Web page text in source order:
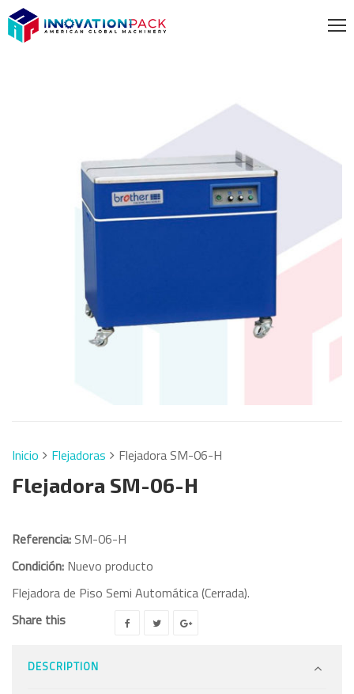
Inicio Flejadoras Flejadora SM-06-H
Flejadora SM-06-H
Referencia: SM-06-H
Condición: Nuevo producto
Flejadora de Piso Semi Automática (Cerrada).
Share this
DESCRIPTION